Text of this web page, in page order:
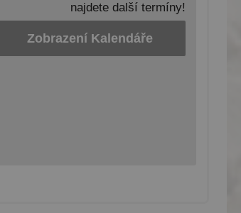
najdete další termíny!
Zobrazení Kalendáře